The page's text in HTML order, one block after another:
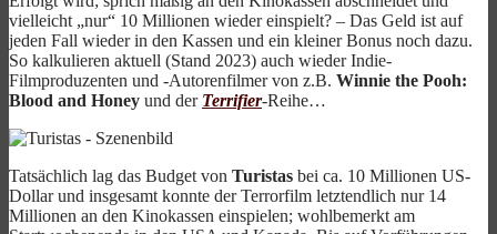
vielleicht „nur“ 10 Millionen wieder einspielt? – Das Geld ist auf
jeden Fall wieder in den Kassen und ein kleiner Bonus noch dazu.
So kalkulieren aktuell (Stand 2023) auch wieder Indie-
Filmproduzenten und -Autorenfilmer von z.B. Winnie the Pooh:
Blood and Honey und der Terrifier-Reihe…
Tatsächlich lag das Budget von Turistas bei ca. 10 Millionen US-
Dollar und insgesamt konnte der Terrorfilm letztendlich nur 14
Millionen an den Kinokassen einspielen; wohlbemerkt am